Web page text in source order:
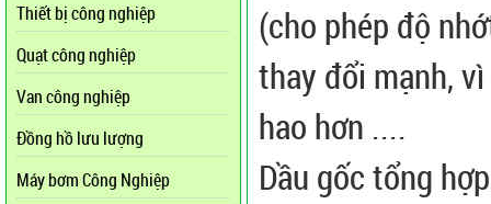
Thiết bị công nghiệp
Quạt công nghiệp
Van công nghiệp
Đồng hồ lưu lượng
Máy bơm Công Nghiệp
(cho phép độ
thay đổi mạnh,
hao hơn ....
Dầu gốc tổng